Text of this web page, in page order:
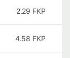
2.29 FKP
4.58 FKP